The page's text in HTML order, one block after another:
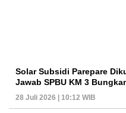
Solar Subsidi Parepare
Jawab SPBU KM 3
28 Juli 2026 | 10:12 WIB